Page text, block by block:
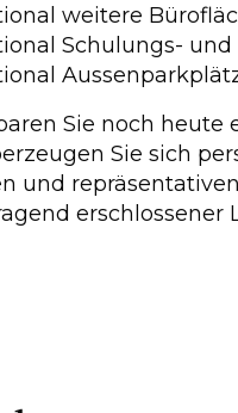
weitere
Schulungs-
Sie noch
Sie sich
und
erschlossener